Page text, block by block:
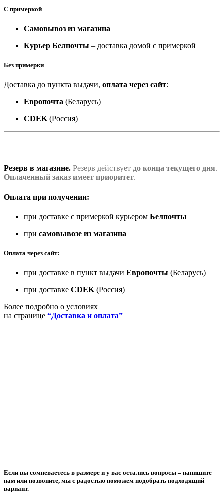
С примеркой
Самовывоз из магазина
Курьер Белпочты – доставка домой с примеркой
Без примерки
Доставка до пункта выдачи, оплата через сайт:
Европочта (Беларусь)
CDEK (Россия)
Резерв в магазине. Резерв действует до конца текущего дня.
Оплаченный заказ имеет приоритет.
Оплата при получении:
при доставке с примеркой курьером Белпочты
при самовывозе из магазина
Оплата через сайт:
при доставке в пункт выдачи Европочты (Беларусь)
при доставке CDEK (Россия)
Более подробно о условиях
на странице “Доставка и оплата”
Если вы сомневаетесь в размере и у вас остались вопросы – напишите
нам или позвоните, мы с радостью поможем подобрать подходящий
вариант.